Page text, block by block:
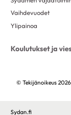
Vaihdevuodet
Ylipainoa
Koulutukset ja
© Tekijänoikeus
Sydan.fi